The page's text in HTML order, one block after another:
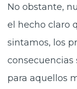
No obstante,
el hecho claro
sintamos, los
para aquellos